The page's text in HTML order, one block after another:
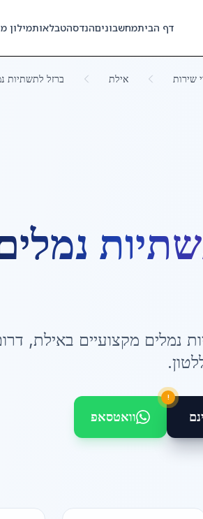
דף הביתמחשבוניםהנדסהטבלאותמילון
שירות אילת ברזל לתשתיות
נמלים מקצועיים באילת,
לטון.
!
וואטסאפ